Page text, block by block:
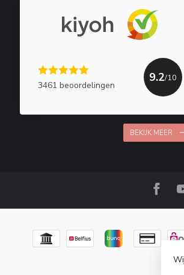
3461 beoordelingen
9.2/10
BEKIJK MEER
©